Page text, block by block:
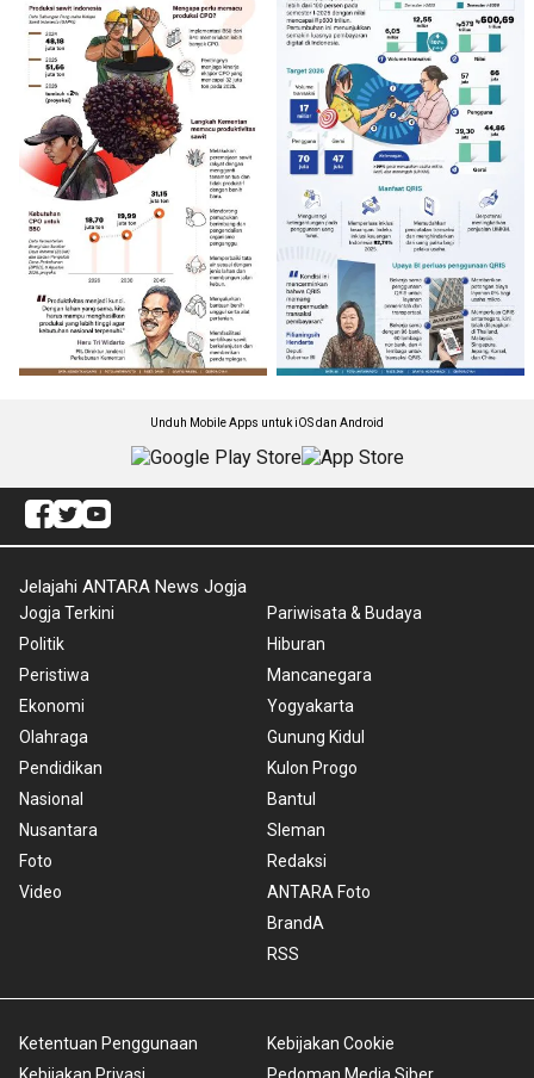
Unduh Mobile Apps untuk iOS dan Android
Jelajahi ANTARA News Jogja
Jogja Terkini
Politik
Peristiwa
Ekonomi
Olahraga
Pendidikan
Nasional
Nusantara
Foto
Video
Pariwisata & Budaya
Hiburan
Mancanegara
Yogyakarta
Gunung Kidul
Kulon Progo
Bantul
Sleman
Redaksi
ANTARA Foto
BrandA
RSS
Ketentuan Penggunaan
Kebijakan Privasi
Kebijakan Cookie
Pedoman Media Siber